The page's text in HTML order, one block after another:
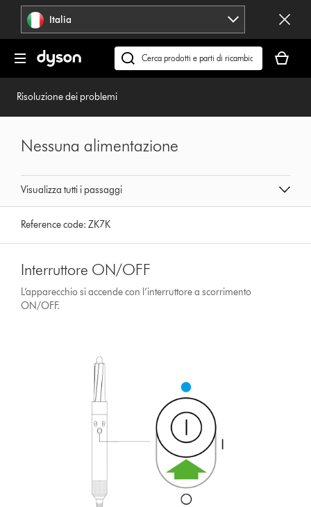
navigazione Italia
Cerca
su
carrello
è
Risoluzione dei problemi
Visualizza tutti i passaggi
Nessuna alimentazione
Reference code:ZK7K
Interruttore ON/OFF
L’apparecchio si accende con l’interruttore a scorrimento
ON/OFF.